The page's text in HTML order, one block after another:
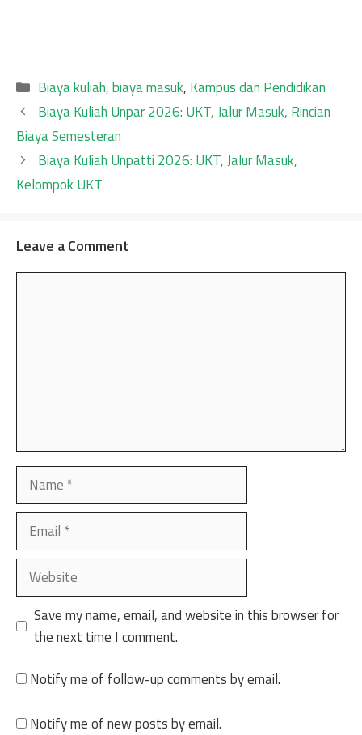
Categories
Biaya kuliah,biaya masuk, Kampus dan Pendidikan
Biaya Kuliah Unpar 2026: UKT, Jalur Masuk, Rincian
Biaya Semesteran
Biaya Kuliah Unpatti 2026: UKT, Jalur Masuk,
Kelompok UKT
Leave a Comment
Name
Email
Website
Save my name, email, and website in this browser for
the next time I comment.
Notify me of follow-up comments by email.
Notify me of new posts by email.